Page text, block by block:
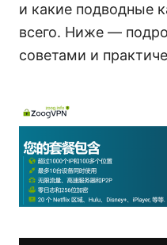
и какие подводные
всего. Ниже —
советами и